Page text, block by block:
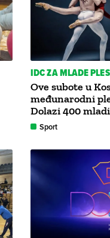
IDC ZA MLADE
Ove subote u
međunarodni
Dolazi 400
Sport